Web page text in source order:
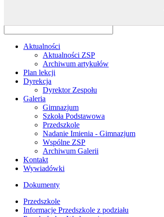
Aktualności
Aktualności ZSP
Archiwum artykułów
Plan lekcji
Dyrekcja
Dyrektor Zespołu
Galeria
Gimnazjum
Szkoła Podstawowa
Przedszkole
Nadanie Imienia - Gimnazjum
Wspólne ZSP
Archiwum Galerii
Kontakt
Wywiadówki
Dokumenty
Przedszkole
Informacje Przedszkole z podziału